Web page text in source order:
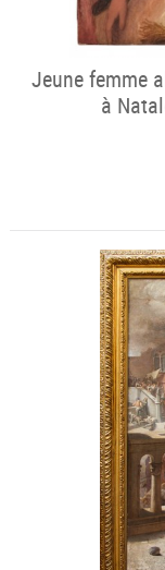
Jeune femme
à